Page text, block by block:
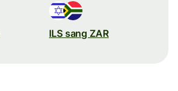
ILS sang ZAR